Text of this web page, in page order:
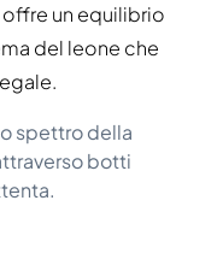
offre un equilibrio
del leone che
spettro della
botti